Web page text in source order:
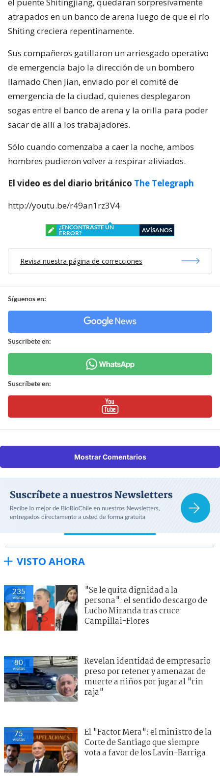
atrapados en un banco de arena luego de que el río
Shiting creciera repentinamente.
Sus compañeros gatillaron un arriesgado operativo
de emergencia bajo la dirección de un bombero
llamado Chen Jian, enviado por el comité de
emergencia de la ciudad, quienes desplegaron
sogas entre el banco de arena y la orilla para poder
sacar de allí a los trabajadores.
Sólo cuando comenzaba a caer la noche, ambos
hombres pudieron volver a respirar aliviados.
El video es del diario británico The Telegraph
http://youtu.be/r49an1rz3V4
¿ENCONTRASTE UN
ERROR?
AVÍSANOS
Revisa nuestra página de correcciones
Síguenos en:
Suscríbete en:
Suscríbete en:
Mostrar Comentarios
VISTO AHORA
235
visitas
"Se le quita dignidad a la
persona": el sentido descargo de
Lucho Miranda tras cruce
Campillai-Flores
80
visitas
Revelan identidad de empresario
preso por retener y amenazar de
muerte a niños por jugar al "rin
raja"
75
visitas
El "Factor Mera": el ministro de la
Corte de Santiago que siempre
vota a favor de los Lavín-Barriga